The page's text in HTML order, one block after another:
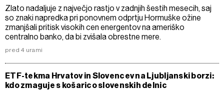
Zlato nadaljuje z največjo rastjo v zadnjih šestih mesecih, saj
so znaki napredka pri ponovnem odprtju Hormuške ožine
zmanjšali pritisk visokih cen energentov na ameriško
centralno banko, da bi zvišala obrestne mere.
pred 4 urami
ETF-tekma Hrvatov in Slovencev na Ljubljanski borzi:
kdo zmaguje s košarico slovenskih delnic